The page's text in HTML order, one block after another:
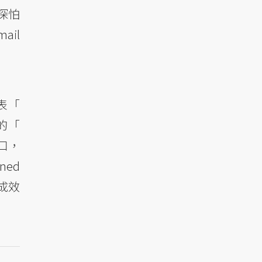
怕
「
「
，
效